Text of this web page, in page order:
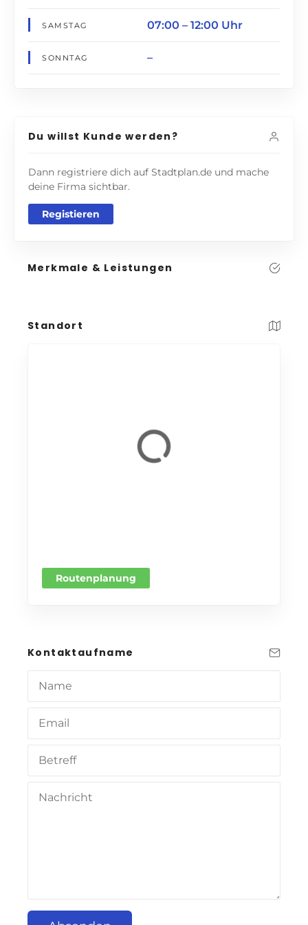
SAMSTAG 07:00 – 12:00 Uhr
SONNTAG –
Du willst Kunde werden?
Dann registriere dich auf Stadtplan.de und mache
deine Firma sichtbar.
Registieren
Merkmale & Leistungen
Standort
Routenplanung
Kontaktaufname